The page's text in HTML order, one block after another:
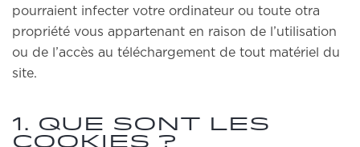
pourraient infecter votre ordinateur ou toute otra
propriété vous appartenant en raison de l’utilisation
ou de l’accès au téléchargement de tout matériel du
site.
1. Que sont les
cookies ?